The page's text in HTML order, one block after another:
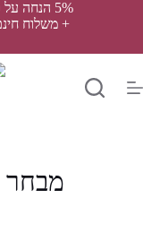
5% הנחה על כל האתר,
+ משלוח חינם
מבחר